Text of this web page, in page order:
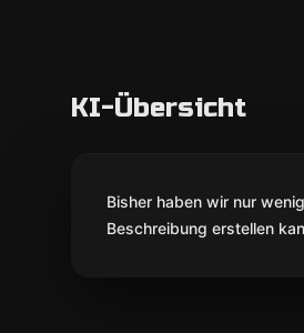
KI-Übersicht
Bisher haben wir nur
Beschreibung erstellen